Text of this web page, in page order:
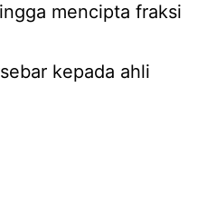
mencipta fraksi
kepada ahli